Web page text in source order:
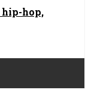
hip-hop,